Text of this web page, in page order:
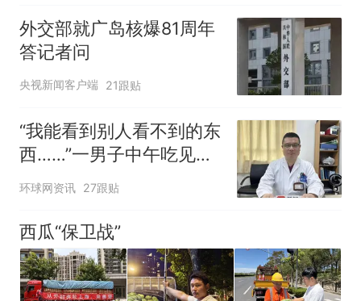
外交部就广岛核爆81周年
答记者问
央视新闻客户端 21跟贴
“我能看到别人看不到的东
西……”一男子中午吃见手
青没事，晚上再吃却出现
环球网资讯 27跟贴
西瓜“保卫战”